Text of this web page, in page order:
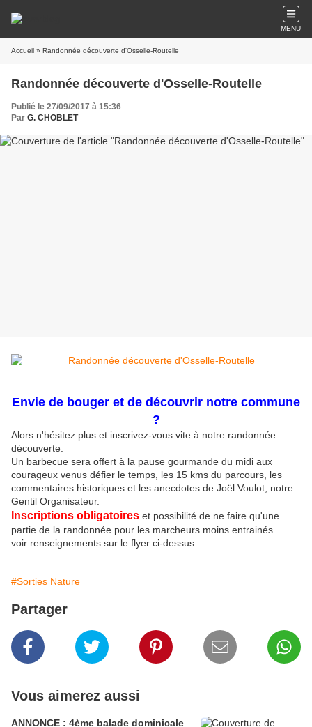
MENU
Accueil » Randonnée découverte d'Osselle-Routelle
Randonnée découverte d'Osselle-Routelle
Publié le 27/09/2017 à 15:36
Par G. CHOBLET
Envie de bouger et de découvrir notre commune
?
Alors n'hésitez plus et inscrivez-vous vite à notre randonnée
découverte.
Un barbecue sera offert à la pause gourmande du midi aux
courageux venus défier le temps, les 15 kms du parcours, les
commentaires historiques et les anecdotes de Joël Voulot, notre
Gentil Organisateur.
Inscriptions obligatoires et possibilité de ne faire qu'une
partie de la randonnée pour les marcheurs moins entrainés…
voir renseignements sur le flyer ci-dessus.
#Sorties Nature
Partager
Vous aimerez aussi
ANNONCE : 4ème balade dominicale